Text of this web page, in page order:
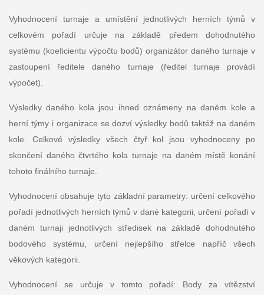
Vyhodnocení turnaje a umístění jednotlivých herních týmů v
celkovém pořadí určuje na základě předem dohodnutého
systému (koeficientu výpočtu bodů) organizátor daného turnaje v
zastoupení ředitele daného turnaje (ředitel turnaje provádí
výpočet).
Výsledky daného kola jsou ihned oznámeny na daném kole a
herní týmy i organizace se dozví výsledky bodů taktéž na daném
kole. Celkové výsledky všech čtyř kol jsou vyhodnoceny po
skončení daného čtvrtého kola turnaje na daném místě konání
tohoto finálního turnaje.
Vyhodnocení obsahuje tyto základní parametry: určení celkového
pořadí jednotlivých herních týmů v dané kategorii, určení pořadí v
daném turnaji jednotlivých středisek na základě dohodnutého
bodového systému, určení nejlepšího střelce napříč všech
věkových kategorii.
Vyhodnocení se určuje v tomto pořadí: Body za vítězství